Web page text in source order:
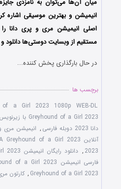
میان آن‌ها می‌توان به نامزدی
انیمیشن و بهترین موسیقی اشاره
اصلی انیمیشن مری و پری دانا
مستقیم از وبسایت دوستی‌ها دانلود و
در حال بارگذاری پخش کننده...
برچسب ها
of a Girl 2023 1080p WEB-DL
Greyhound of a Girl 2023 با زیرنویس چسبیده
دانا 2023 دوبله فارسی
, انیمیشن مری و
آنلاین A Greyhound of a Girl 2023
2023
, دانلود رایگان انیمیشن A Greyhound of a Girl 2023
فارسی انیمیشن A Greyhound of a Girl 2023
Greyhound of a Girl 2023
, کارتون مری